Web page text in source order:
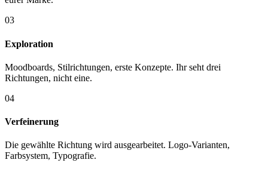
03
Exploration
Moodboards, Stilrichtungen, erste Konzepte. Ihr seht drei
Richtungen, nicht eine.
04
Verfeinerung
Die gewählte Richtung wird ausgearbeitet. Logo-Varianten,
Farbsystem, Typografie.